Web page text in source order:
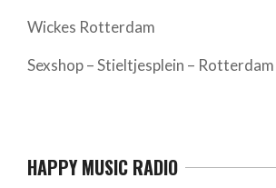
Wickes Rotterdam
Sexshop – Stieltjesplein – Rotterdam
HAPPY MUSIC RADIO